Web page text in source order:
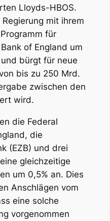
Lloyds-HBOS.
mit ihrem
für
of England um
bürgt für neue
bis zu 250 Mrd.
zwischen den
wird.
die Federal
die
(EZB) und drei
gleichzeitige
um 0,5% an. Dies
Anschlägen vom
eine solche
vorgenommen